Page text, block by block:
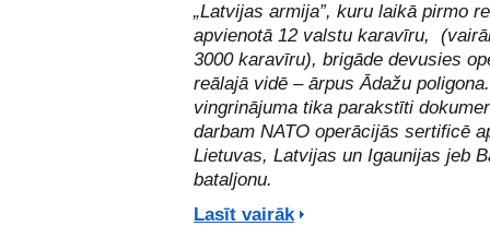
„Latvijas armija”, kuru laikā pirmo
apvienotā 12 valstu karavīru,
3000 karavīru), brigāde devusies
reālajā vidē – ārpus Ādažu
vingrinājuma tika parakstīti
darbam NATO operācijās sertificē
Lietuvas, Latvijas un Igaunijas jeb
bataljonu.
Lasīt vairāk